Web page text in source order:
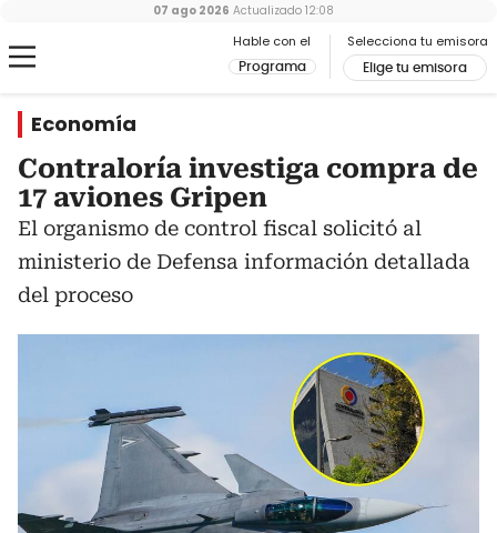
Hable con el
Programa
Selecciona tu emisora
Elige tu emisora
07 ago 2026 Actualizado 12:08
Economía
Contraloría investiga compra de
17 aviones Gripen
El organismo de control fiscal solicitó al
ministerio de Defensa información detallada
del proceso